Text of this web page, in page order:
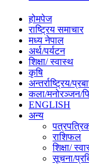
होमपेज
राष्ट्रिय समाचार
मध्य नेपाल
अर्थ/पर्यटन
शिक्षा/ स्वास्थ
कृषि
अन्तर्राष्ट्रिय/
कला/मनोरञ्जन/
ENGLISH
अन्य
राशिफल
शिक्षा/
सूचना/